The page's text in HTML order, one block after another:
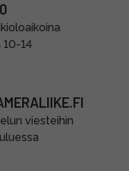
14
viesteihin